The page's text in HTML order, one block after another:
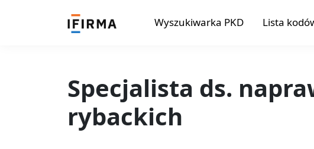
Wyszukiwarka PKD Lista
Specjalista ds.
rybackich